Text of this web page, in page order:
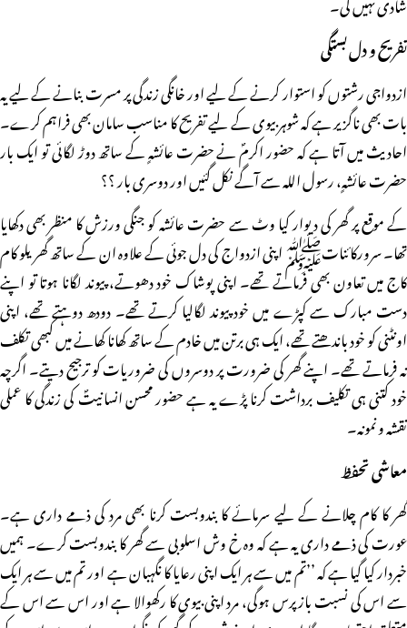
تفریح و دل بستگی
ازدواجی رشتوں کو استوار کرنے کے لیے اور خانگی زندگی پر مسرت بنانے کے لیے یہ
بات بھی ناگزیر ہے کہ شوہر بیوی کے لیے تفریح کا مناسب سامان بھی فراہم کرے۔
احادیث میں آتا ہے کہ حضور اکرمؐ نے حضرت عائشہٍ کے ساتھ دوڑ لگائی تو ایک بار
حضرت عائشہٍ، رسول اللہ سے آگے نکل گئیں اور دوسری بار ؟؟
کے موقع پر گھر کی دیوار کیا وٹ سے حضرت عائشہ کو جنگی ورزش کا منظر بھی دکھایا
تھا۔ سرورکائناتﷺ اپنی ازدواج کی دل جوئی کے علاوہ ان کے ساتھ گھریلو کام
کاج میں تعاون بھی فرماتے تھے۔ اپنی پوشاک خود دھوتے، پیوند لگانا ہوتا تو اپنے
دست مبارک سے کپڑے میں خود پیوند لگالیا کرتے تھے۔ دودھ دوہتے تھے، اپنی
اونٹنی کو خود باندھتے تھے، ایک ہی برتن میں خادم کے ساتھ کھانا کھانے میں کبھی تکلف
نہ فرماتے تھے۔ اپنے گھر کی ضرورت پر دوسروں کی ضروریات کو ترجیح دیتے۔ اگرچہ
خود کتنی ہی تکلیف برداشت کرنا پڑے یہ ہے حضور محسن انسانیتؐ کی زندگی کا عملی
نقشہ و نمونہ۔
معاشی تحفظ
گھر کا کام چلانے کے لیے سرمائے کا بندوبست کرنا بھی مرد کی ذمے داری ہے۔
عورت کی ذمے داری یہ ہے کہ وہ خ وش اسلوبی سے گھر کا بندوبست کرے۔ ہمیں
خبردار کیا گیا ہے کہ ’’تم میں سے ہر ایک اپنی رعایا کا نگہبان ہے اور تم میں سے ہر ایک
سے اس کی نسبت باز پرس ہوگی، مرد اپنی بیوی کا رکھوالا ہے اور اس سے اس کے